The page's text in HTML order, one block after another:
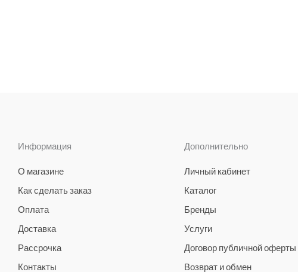
Информация
О магазине
Как сделать заказ
Оплата
Доставка
Рассрочка
Контакты
Дополнительно
Личный кабинет
Каталог
Бренды
Услуги
Договор публичной оферты
Возврат и обмен